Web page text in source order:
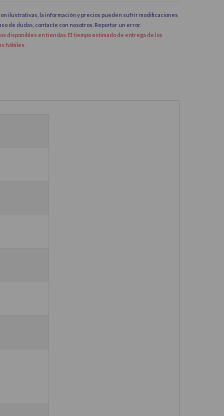
ilustrativas, la información y precios pueden sufrir modificaciones
de dudas, contacte con nosotros. Reportar un error.
disponibles en tiendas. El tiempo estimado de entrega de los
hábiles.